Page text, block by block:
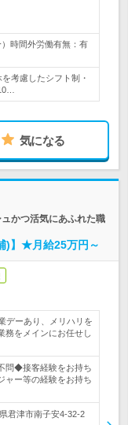
時間外労働有無：有
考慮したシフト制・
気になる
かつ活気にあふれた職
)】★月給25万円～
デーあり、メリハリを
務をメインにお任せし
問◆接客経験をお持ち
ャー等の経験をお持ち
君津市南子安4-32-2